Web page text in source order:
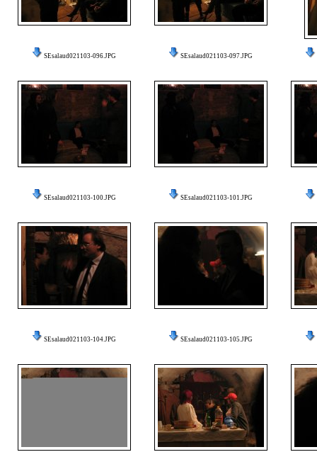
SEsalaud021103-096.JPG SEsalaud021103-097.JPG
SEsalaud021103-100.JPG SEsalaud021103-101.JPG
SEsalaud021103-104.JPG SEsalaud021103-105.JPG